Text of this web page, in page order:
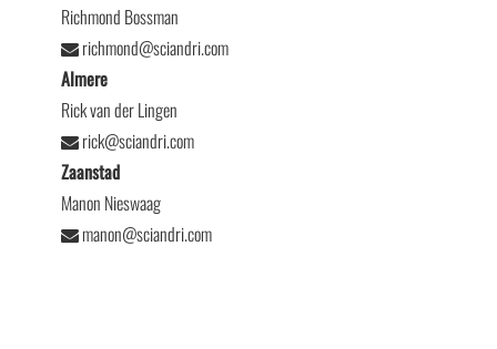
Richmond Bossman
richmond@sciandri.com
Almere
Rick van der Lingen
rick@sciandri.com
Zaanstad
Manon Nieswaag
manon@sciandri.com